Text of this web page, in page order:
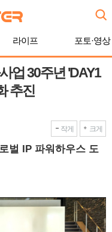
라이프 포토·영상
업 30주년 'DAY1
추진
작게 크게
벌 IP 파워하우스 도